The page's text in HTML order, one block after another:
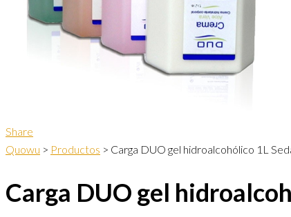
Share
Quowu > Productos > Carga DUO gel hidroalcohólico 1L
Carga DUO gel